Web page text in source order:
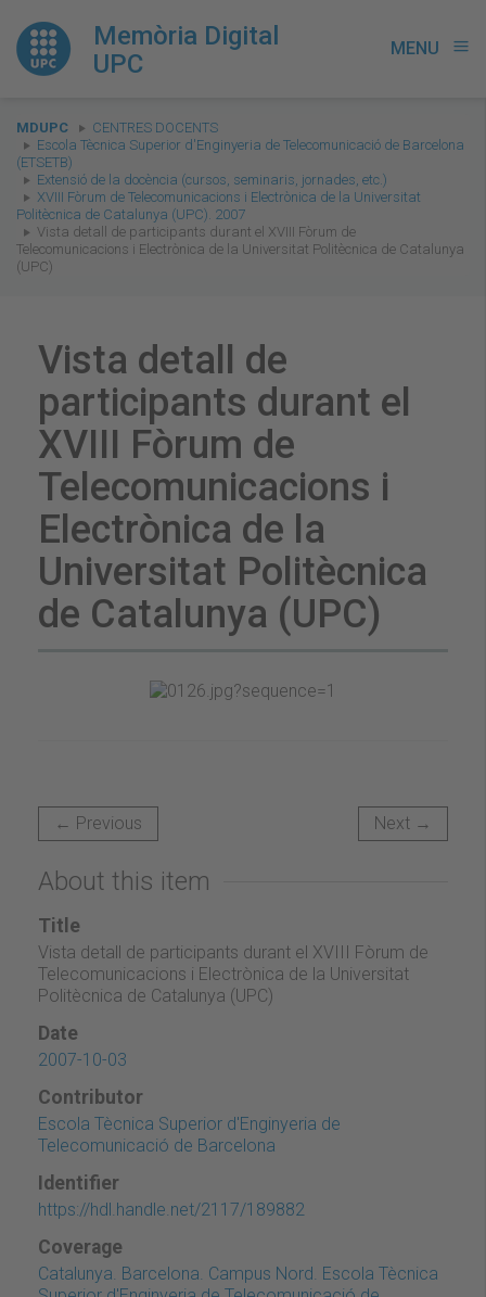
Memòria Digital
UPC
MENU menu
You
are
here:
MDUPC
CENTRES DOCENTS
Escola Tècnica Superior d'Enginyeria de Telecomunicació de Barcelona
(ETSETB)
Extensió de la docència (cursos, seminaris, jornades, etc.)
XVIII Fòrum de Telecomunicacions i Electrònica de la Universitat
Politècnica de Catalunya (UPC). 2007
Vista detall de participants durant el XVIII Fòrum de
Telecomunicacions i Electrònica de la Universitat Politècnica de Catalunya
(UPC)
Vista detall de
participants durant el
XVIII Fòrum de
Telecomunicacions i
Electrònica de la
Universitat Politècnica
de Catalunya (UPC)
← Previous Next →
About this item
Title
Vista detall de participants durant el XVIII Fòrum de
Telecomunicacions i Electrònica de la Universitat
Politècnica de Catalunya (UPC)
Date
2007-10-03
Contributor
Escola Tècnica Superior d'Enginyeria de
Telecomunicació de Barcelona
Identifier
https://hdl.handle.net/2117/189882
Coverage
Catalunya. Barcelona. Campus Nord. Escola Tècnica